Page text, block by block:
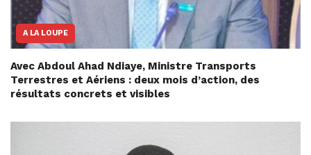
A LA LOUPE
Avec Abdoul Ahad Ndiaye, Ministre Transports
Terrestres et Aériens : deux mois d’action, des
résultats concrets et visibles